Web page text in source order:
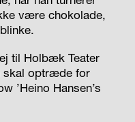
være chokolade,
til Holbæk Teater
skal optræde for
’Heino Hansen’s